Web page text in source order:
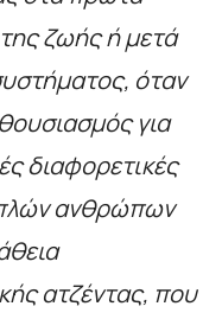
ζωής ή μετά
όταν
για
διαφορετικές
ανθρώπων
ατζέντας, που